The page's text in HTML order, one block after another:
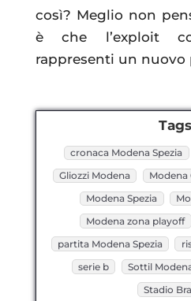
così? Meglio non
è che l’exploit
rappresenti un nuovo
cronaca Modena Spezia
Gliozzi Modena
Modena
Modena Spezia
Modena zona playoff
partita Modena Spezia
serie b
Sottil
Stadio